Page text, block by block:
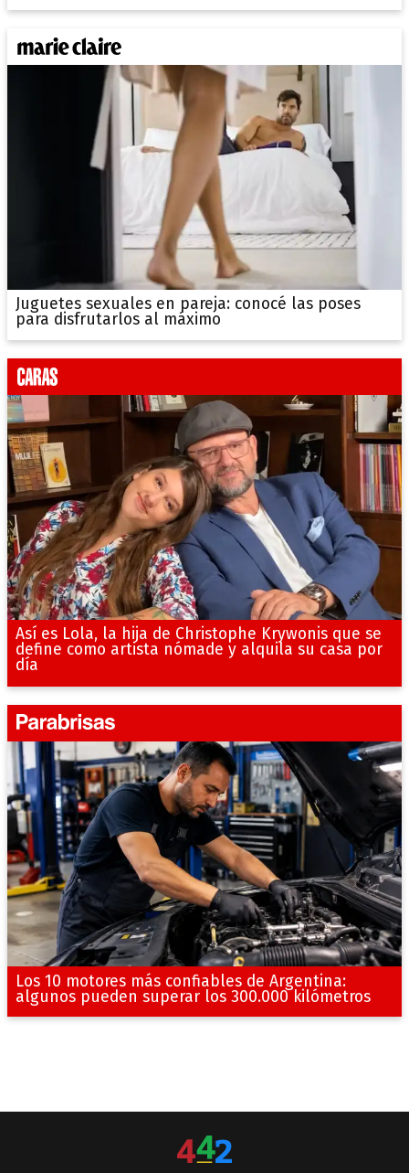
Juguetes sexuales en pareja: conocé las poses
para disfrutarlos al máximo
Así es Lola, la hija de Christophe Krywonis que se
define como artista nómade y alquila su casa por
día
Los 10 motores más confiables de Argentina:
algunos pueden superar los 300.000 kilómetros